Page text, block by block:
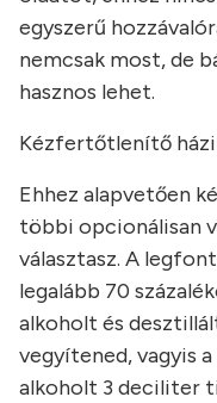
egyszerű
nemcsak most, de
hasznos lehet.
Kézfertőtlenítő
Ehhez alapvetően
többi opcionálisan
választasz. A
legalább 70
alkoholt és
vegyítened, vagyis
alkoholt 3 deciliter